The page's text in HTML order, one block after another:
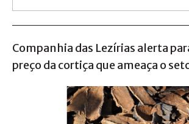
Companhia das Lezírias alerta
preço da cortiça que ameaça o